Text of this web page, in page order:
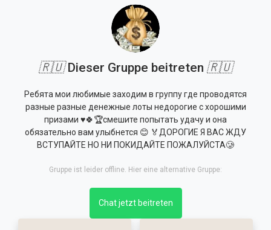
🇷🇺Dieser Gruppe beitreten 🇷🇺
Ребята мои любимые заходим в группу где проводятся
разные разные денежные лоты недорогие с хорошими
призами ♥️🍀🏆смешите попытать удачу и она
обязательно вам улыбнется 😊 🏅ДОРОГИЕ Я ВАС ЖДУ
ВСТУПАЙТЕ НО НИ ПОКИДАЙТЕ ПОЖАЛУЙСТА🥲
Gruppe ist leider offline. Hier eine alternative Gruppe:
Chat jetzt beitreten